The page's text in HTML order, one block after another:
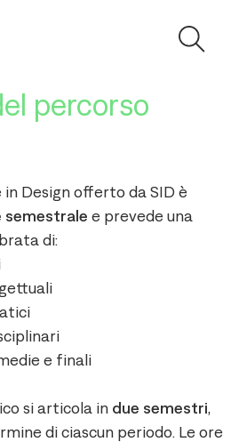
percorso
Design offerto da SID è
semestrale e prevede una
di:
e finali
si articola in due semestri,
di ciascun periodo. Le ore